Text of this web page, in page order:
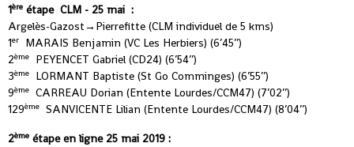
1ère étape CLM - 25 mai :
Argelès-Gazost→Pierrefitte (CLM individuel de 5 kms)
1er
MARAIS Benjamin (VC Les Herbiers) (6’45’’)
2ème
PEYENCET Gabriel (CD24) (6’54’’)
3ème
LORMANT Baptiste (St Go Comminges) (6’55’’)
9ème
CARREAU Dorian (Entente Lourdes/CCM47) (7’02’’)
129ème SANVICENTE Lilian (Entente Lourdes/CCM47) (8’04’’)
2ème étape en ligne 25 mai 2019 :